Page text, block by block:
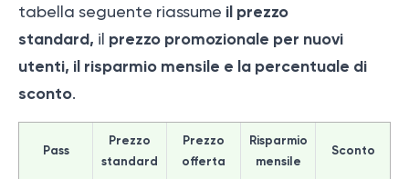
tabella seguente riassume il prezzo
standard, il prezzo promozionale per nuovi
utenti, il risparmio mensile e la percentuale di
sconto.
Pass
Prezzo
standard
Prezzo
offerta
Risparmio
mensile
Sconto